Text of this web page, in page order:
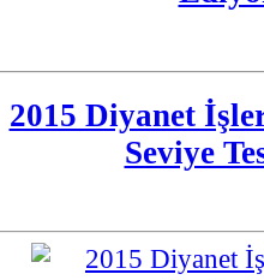
2015 Diyanet
Seviye